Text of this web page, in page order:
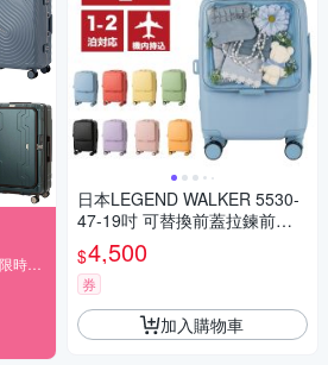
日本LEGEND WALKER 5530-
47-19吋 可替換前蓋拉鍊前開
+側開登機箱
$4,500
券
加入購物車